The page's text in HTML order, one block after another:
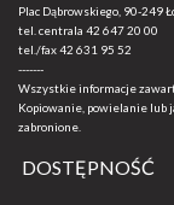
Plac Dąbrowskiego, 90-249
tel. centrala 42 647 20 00
tel./fax42 631 95 52
-------
Wszystkie informacje
Kopiowanie, powielanie lub
zabronione.
DOSTĘPNOŚĆ